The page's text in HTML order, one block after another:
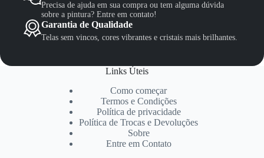
Precisa de ajuda em sua compra ou tem alguma dúvida
sobre a pintura? Entre em contato!
Garantia de Qualidade
Telas sem vincos, cores vibrantes e cristais mais brilhantes.
Links Úteis
Como começar
Termos e Condições
Política de privacidade
Política de Trocas e Devoluções
Sobre
Entre em Contato